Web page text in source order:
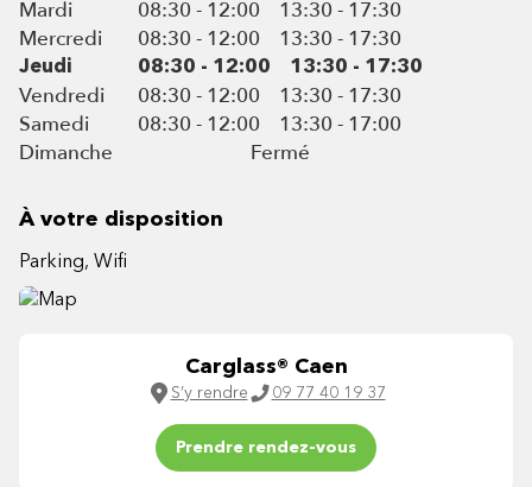
Mardi
08:30 - 12:00
13:30 - 17:30
Mercredi
08:30 - 12:00 13:30 - 17:30
Jeudi 08:30 - 12:00 13:30 - 17:30
Vendredi 08:30 - 12:00
13:30 - 17:30
Samedi
08:30 - 12:00
13:30 - 17:00
Dimanche
Fermé
À votre disposition
Parking, Wifi
Carglass® Caen
S’y rendre 09 77 40 19 37
Prendre rendez-vous